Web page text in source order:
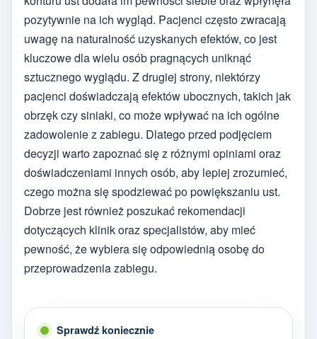
pozytywnie na ich wygląd. Pacjenci często zwracają
uwagę na naturalność uzyskanych efektów, co jest
kluczowe dla wielu osób pragnących uniknąć
sztucznego wyglądu. Z drugiej strony, niektórzy
pacjenci doświadczają efektów ubocznych, takich jak
obrzęk czy siniaki, co może wpływać na ich ogólne
zadowolenie z zabiegu. Dlatego przed podjęciem
decyzji warto zapoznać się z różnymi opiniami oraz
doświadczeniami innych osób, aby lepiej zrozumieć,
czego można się spodziewać po powiększaniu ust.
Dobrze jest również poszukać rekomendacji
dotyczących klinik oraz specjalistów, aby mieć
pewność, że wybiera się odpowiednią osobę do
przeprowadzenia zabiegu.
Sprawdź koniecznie